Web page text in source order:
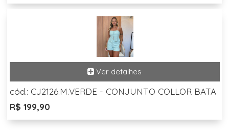
cód.: CJ2126.M.VERDE - CONJUNTO COLLOR BATA
R$ 199,90